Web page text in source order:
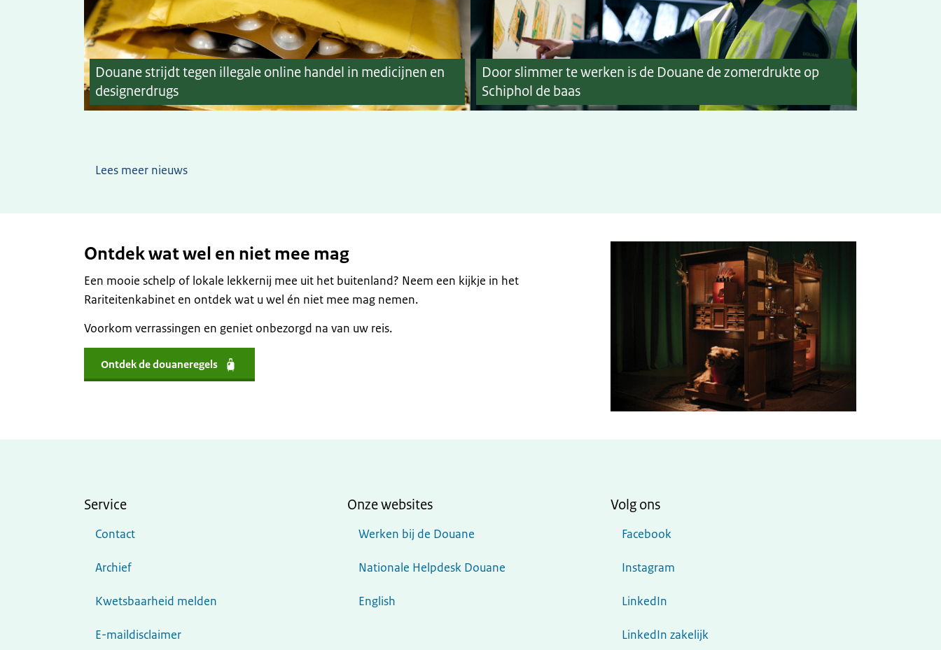
Douane strijdt tegen illegale online handel in medicijnen en
designerdrugs
Door slimmer te werken is de Douane de zomerdrukte op
Schiphol de baas
Lees meer nieuws
Ontdek wat wel en niet mee mag
Een mooie schelp of lokale lekkernij mee uit het buitenland? Neem een kijkje in het
Rariteitenkabinet en ontdek wat u wel én niet mee mag nemen.
Voorkom verrassingen en geniet onbezorgd na van uw reis.
Ontdek de douaneregels
Service
Contact
Archief
Kwetsbaarheid melden
E-maildisclaimer
Onze websites
Werken bij de Douane
Nationale Helpdesk Douane
English
Volg ons
Facebook
Instagram
LinkedIn
LinkedIn zakelijk